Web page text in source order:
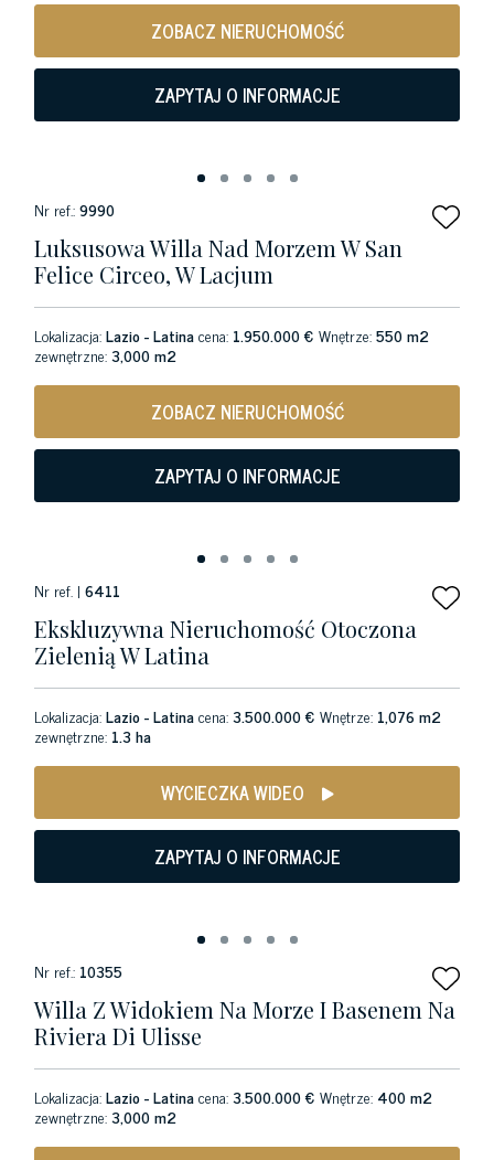
ZOBACZ NIERUCHOMOŚĆ
ZAPYTAJ O INFORMACJE
Nr ref.:9990
Luksusowa Willa Nad Morzem W San
Felice Circeo, W Lacjum
Lokalizacja:Lazio - Latinacena: 1.950.000 € Wnętrze:550 m2
zewnętrzne:3,000 m2
ZOBACZ NIERUCHOMOŚĆ
ZAPYTAJ O INFORMACJE
Nr ref. | 6411
Ekskluzywna Nieruchomość Otoczona
Zielenią W Latina
Lokalizacja:Lazio - Latinacena:3.500.000 € Wnętrze: 1,076 m2
zewnętrzne: 1.3 ha
WYCIECZKA WIDEO
ZAPYTAJ O INFORMACJE
Nr ref.: 10355
Willa Z Widokiem Na Morze I Basenem Na
Riviera Di Ulisse
Lokalizacja:Lazio - Latinacena:3.500.000 € Wnętrze: 400 m2
zewnętrzne:3,000 m2